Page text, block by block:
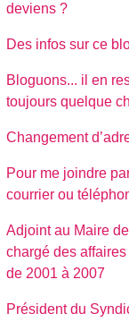
deviens ?
Des infos sur ce
Bloguons... il en
toujours quelque
Changement
Pour me joindre
courrier ou
Adjoint au Maire
chargé des
de 2001 à 2007
Président du